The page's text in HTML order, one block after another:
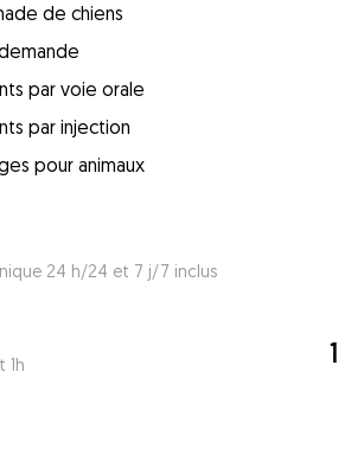
de chiens
par voie orale
par injection
pour animaux
24 h/24 et 7 j/7 inclus
1h